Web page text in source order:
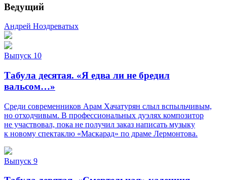
Ведущий
Андрей Ноздреватых
Выпуск 10
Табула десятая. «Я едва ли не бредил
вальсом…»
Среди современников Арам Хачатурян слыл вспыльчивым,
но отходчивым. В профессиональных дуэлях композитор
не участвовал, пока не получил заказ написать музыку
к новому спектаклю «Маскарад» по драме Лермонтова.
Выпуск 9